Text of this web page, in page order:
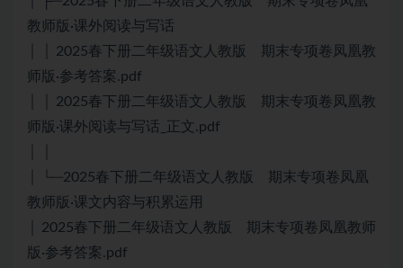
教师版·课外阅读与写话
│ │ 2025春下册二年级语文人教版 期末专项卷凤凰教
师版·参考答案.pdf
│ │ 2025春下册二年级语文人教版 期末专项卷凤凰教
师版·课外阅读与写话_正文.pdf
│ └─2025春下册二年级语文人教版 期末专项卷凤凰
教师版·课文内容与积累运用
│ 2025春下册二年级语文人教版 期末专项卷凤凰教师
版·参考答案.pdf